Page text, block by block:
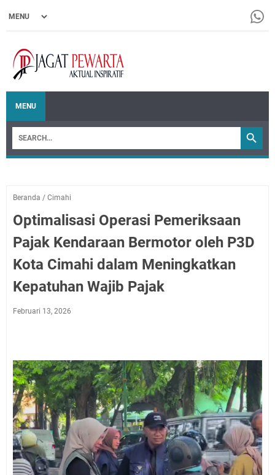
MENU
Beranda / Cimahi
Optimalisasi Operasi Pemeriksaan
Pajak Kendaraan Bermotor oleh P3D
Kota Cimahi dalam Meningkatkan
Kepatuhan Wajib Pajak
Februari 13, 2026